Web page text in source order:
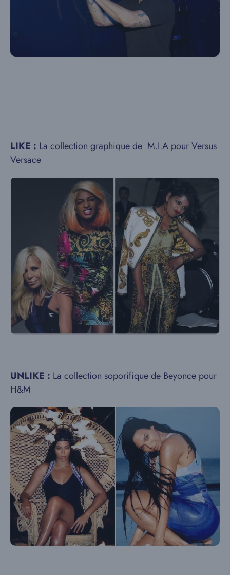
LIKE : La collection graphique de M.I.A pour Versus
Versace
UNLIKE : La collection soporifique de Beyonce pour
H&M